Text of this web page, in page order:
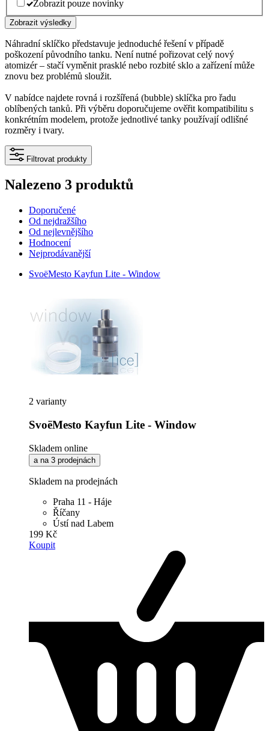
Zobrazit pouze novinky
Zobrazit výsledky
Náhradní sklíčko představuje jednoduché řešení v případě
poškození původního tanku. Není nutné pořizovat celý nový
atomizér – stačí vyměnit prasklé nebo rozbité sklo a zařízení může
znovu bez problémů sloužit.
V nabídce najdete rovná i rozšířená (bubble) sklíčka pro řadu
oblíbených tanků. Při výběru doporučujeme ověřit kompatibilitu s
konkrétním modelem, protože jednotlivé tanky používají odlišné
rozměry i tvary.
Filtrovat produkty
Nalezeno 3 produktů
Doporučené
Od nejdražšího
Od nejlevnějšího
Hodnocení
Nejprodávanější
SvoëMesto Kayfun Lite - Window
2 varianty
SvoëMesto Kayfun Lite - Window
Skladem online
a na 3 prodejnách
Skladem na prodejnách
Praha 11 - Háje
Říčany
Ústí nad Labem
199 Kč
Koupit